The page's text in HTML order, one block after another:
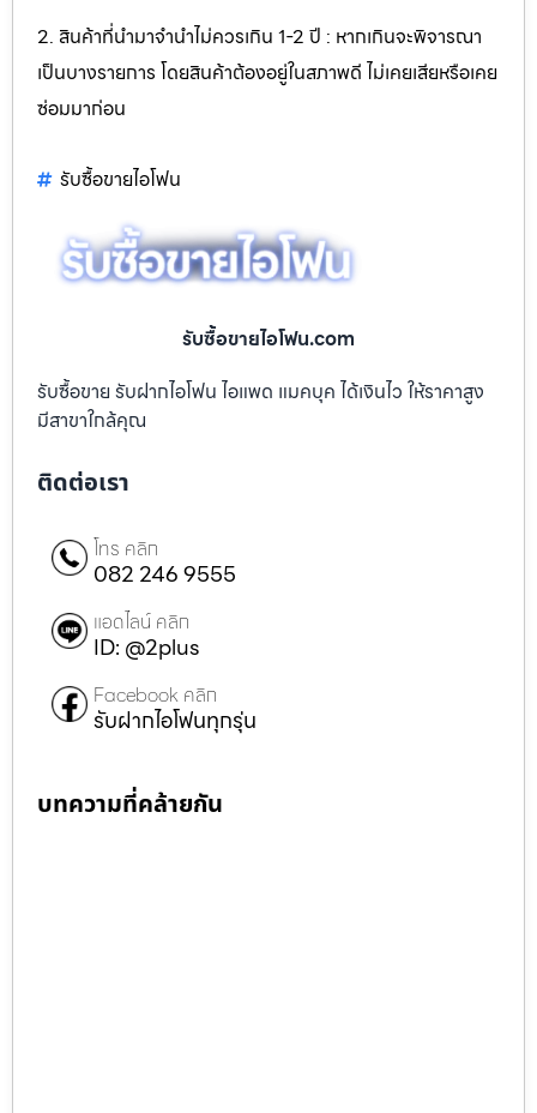
2. สินค้าที่นำมาจำนำไม่ควรเกิน 1-2 ปี : หากเกินจะพิจารณา
เป็นบางรายการ โดยสินค้าต้องอยู่ในสภาพดี ไม่เคยเสียหรือเคย
ซ่อมมาก่อน
รับซื้อขายไอโฟน
รับซื้อขายไอโฟน.com
รับซื้อขาย รับฝากไอโฟน ไอแพด แมคบุค ได้เงินไว ให้ราคาสูง
มีสาขาใกล้คุณ
ติดต่อเรา
โทร คลิก
082 246 9555
แอดไลน์ คลิก
ID: @2plus
Facebook คลิก
รับฝากไอโฟนทุกรุ่น
บทความที่คล้ายกัน